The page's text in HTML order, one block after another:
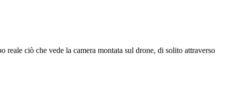
ciò che vede la camera montata sul drone, di solito attraverso